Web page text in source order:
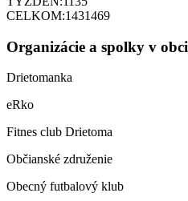
CELKOM:1431469
Organizácie a spolky v obci
Drietomanka
eRko
Fitnes club Drietoma
Občianské združenie
Obecný futbalový klub